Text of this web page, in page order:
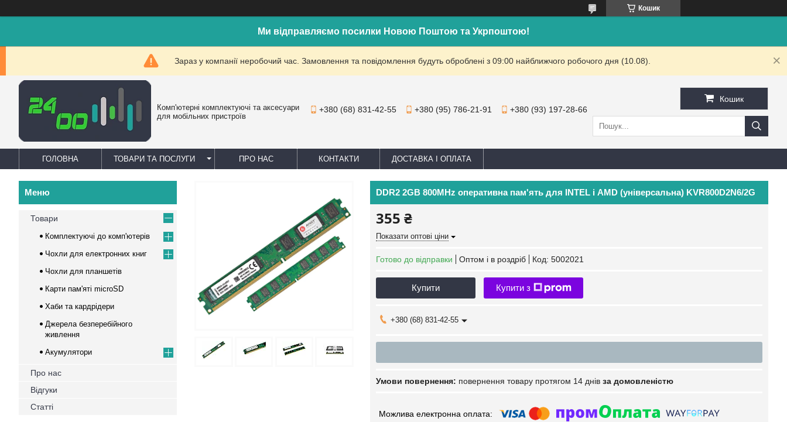
Кошик
Ми відправляємо посилки Новою Поштою та Укрпоштою!
Зараз у компанії неробочий час. Замовлення та повідомлення будуть оброблені з 09:00 найближчого робочого дня (10.08).
Комп'ютерні комплектуючі та аксесуари
для мобільних пристроїв
+380 (68) 831-42-55 +380 (95) 786-21-91 +380 (93) 197-28-66
Кошик
ГОЛОВНА ТОВАРИ ТА ПОСЛУГИ ПРО НАС КОНТАКТИ ДОСТАВКА І ОПЛАТА
DDR2 2GB 800MHz оперативна пам'ять для INTEL і AMD (універсальна) KVR800D2N6/2G
355 ₴
Показати оптові ціни
Готово до відправки Оптом і в роздріб Код: 5002021
Купити Купити з
+380 (68) 831-42-55
повернення товару протягом 14 днів за домовленістю
Товари
Комплектуючі до комп'ютерів
Чохли для електронних книг
Чохли для планшетів
Карти пам'яті microSD
Хаби та кардрідери
Джерела безперебійного
живлення
Акумулятори
Про нас
Відгуки
Статті